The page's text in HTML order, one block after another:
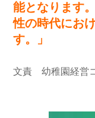
能となります
性の時代にお
す。」
文責 幼稚園経営